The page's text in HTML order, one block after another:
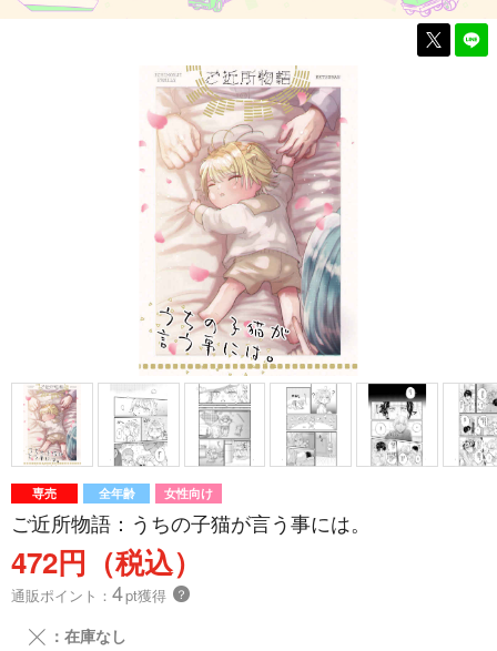
専売 全年齢 女性向け
ご近所物語：うちの子猫が言う事には。
472円（税込）
通販ポイント： 4pt獲得 ？
╳ ：在庫なし